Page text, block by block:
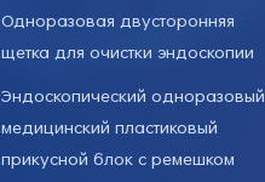
Одноразовая двусторонняя
щетка для очистки эндоскопии
Эндоскопический одноразовый
медицинский пластиковый
прикусной блок с ремешком